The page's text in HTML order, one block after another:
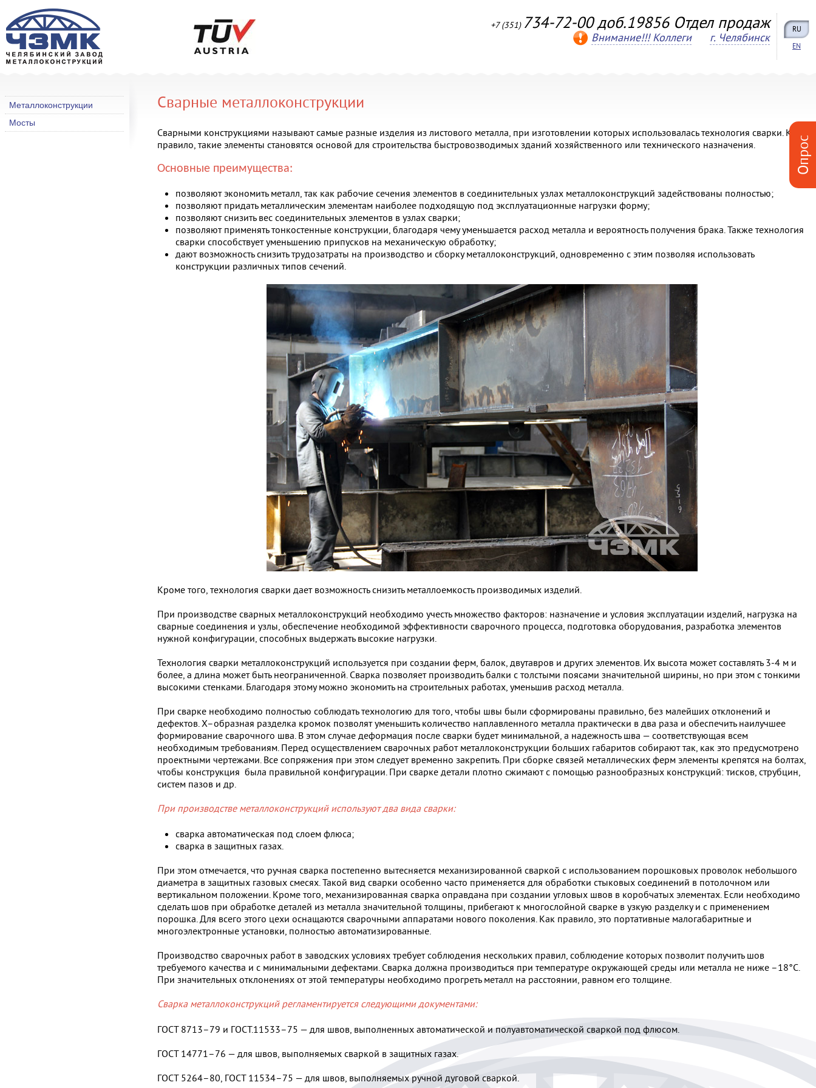
+7 (351) 734-72-00 доб.19856 Отдел продаж
Внимание!!! Коллеги г. Челябинск
RU
EN
Металлоконструкции
Мосты
Сварные металлоконструкции
Сварными конструкциями называют самые разные изделия из листового металла, при изготовлении которых использовалась технология сварки. Как
правило, такие элементы становятся основой для строительства быстровозводимых зданий хозяйственного или технического назначения.
Основные преимущества:
позволяют экономить металл, так как рабочие сечения элементов в соединительных узлах металлоконструкций задействованы полностью;
позволяют придать металлическим элементам наиболее подходящую под эксплуатационные нагрузки форму;
позволяют снизить вес соединительных элементов в узлах сварки;
позволяют применять тонкостенные конструкции, благодаря чему уменьшается расход металла и вероятность получения брака. Также технология
сварки способствует уменьшению припусков на механическую обработку;
дают возможность снизить трудозатраты на производство и сборку металлоконструкций, одновременно с этим позволяя использовать
конструкции различных типов сечений.
Кроме того, технология сварки дает возможность снизить металлоемкость производимых изделий.
При производстве сварных металлоконструкций необходимо учесть множество факторов: назначение и условия эксплуатации изделий, нагрузка на
сварные соединения и узлы, обеспечение необходимой эффективности сварочного процесса, подготовка оборудования, разработка элементов
нужной конфигурации, способных выдержать высокие нагрузки.
Технология сварки металлоконструкций используется при создании ферм, балок, двутавров и других элементов. Их высота может составлять 3-4 м и
более, а длина может быть неограниченной. Сварка позволяет производить балки с толстыми поясами значительной ширины, но при этом с тонкими
высокими стенками. Благодаря этому можно экономить на строительных работах, уменьшив расход металла.
При сварке необходимо полностью соблюдать технологию для того, чтобы швы были сформированы правильно, без малейших отклонений и
дефектов. Х–образная разделка кромок позволят уменьшить количество наплавленного металла практически в два раза и обеспечить наилучшее
формирование сварочного шва. В этом случае деформация после сварки будет минимальной, а надежность шва — соответствующая всем
необходимым требованиям. Перед осуществлением сварочных работ металлоконструкции больших габаритов собирают так, как это предусмотрено
проектными чертежами. Все сопряжения при этом следует временно закрепить. При сборке связей металлических ферм элементы крепятся на болтах,
чтобы конструкция была правильной конфигурации. При сварке детали плотно сжимают с помощью разнообразных конструкций: тисков, струбцин,
систем пазов и др.
При производстве металлоконструкций используют два вида сварки:
сварка автоматическая под слоем флюса;
сварка в защитных газах.
При этом отмечается, что ручная сварка постепенно вытесняется механизированной сваркой с использованием порошковых проволок небольшого
диаметра в защитных газовых смесях. Такой вид сварки особенно часто применяется для обработки стыковых соединений в потолочном или
вертикальном положении. Кроме того, механизированная сварка оправдана при создании угловых швов в коробчатых элементах. Если необходимо
сделать шов при обработке деталей из металла значительной толщины, прибегают к многослойной сварке в узкую разделку и с применением
порошка. Для всего этого цехи оснащаются сварочными аппаратами нового поколения. Как правило, это портативные малогабаритные и
многоэлектронные установки, полностью автоматизированные.
Производство сварочных работ в заводских условиях требует соблюдения нескольких правил, соблюдение которых позволит получить шов
требуемого качества и с минимальными дефектами. Сварка должна производиться при температуре окружающей среды или металла не ниже –18°C.
При значительных отклонениях от этой температуры необходимо прогреть металл на расстоянии, равном его толщине.
Сварка металлоконструкций регламентируется следующими документами:
ГОСТ 8713–79 и ГОСТ.11533–75 — для швов, выполненных автоматической и полуавтоматической сваркой под флюсом.
ГОСТ 14771–76 — для швов, выполняемых сваркой в защитных газах.
ГОСТ 5264–80, ГОСТ 11534–75 — для швов, выполняемых ручной дуговой сваркой.
Опрос